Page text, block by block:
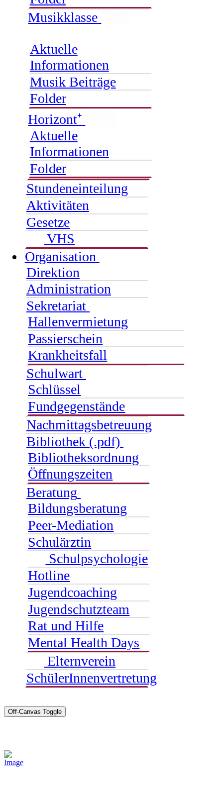
Musikklasse
Aktuelle
Informationen
Musik Beiträge
Folder
Horizont⁺
Aktuelle
Informationen
Folder
Stundeneinteilung
Aktivitäten
Gesetze
VHS
Organisation
Direktion
Administration
Sekretariat
Hallenvermietung
Passierschein
Krankheitsfall
Schulwart
Schlüssel
Fundgegenstände
Nachmittagsbetreuung
Bibliothek (.pdf)
Bibliotheksordnung
Öffnungszeiten
Beratung
Bildungsberatung
Peer-Mediation
Schulärztin
Schulpsychologie
Hotline
Jugendcoaching
Jugendschutzteam
Rat und Hilfe
Mental Health Days
Elternverein
SchülerInnenvertretung
Off-Canvas Toggle